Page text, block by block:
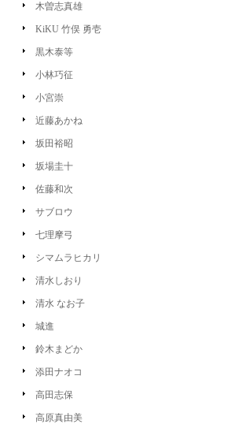
木曽志真雄
KiKU 竹俣 勇壱
黒木泰等
小林巧征
小宮崇
近藤あかね
坂田裕昭
坂場圭十
佐藤和次
サブロウ
七理摩弓
シマムラヒカリ
清水しおり
清水 なお子
城進
鈴木まどか
添田ナオコ
高田志保
高原真由美